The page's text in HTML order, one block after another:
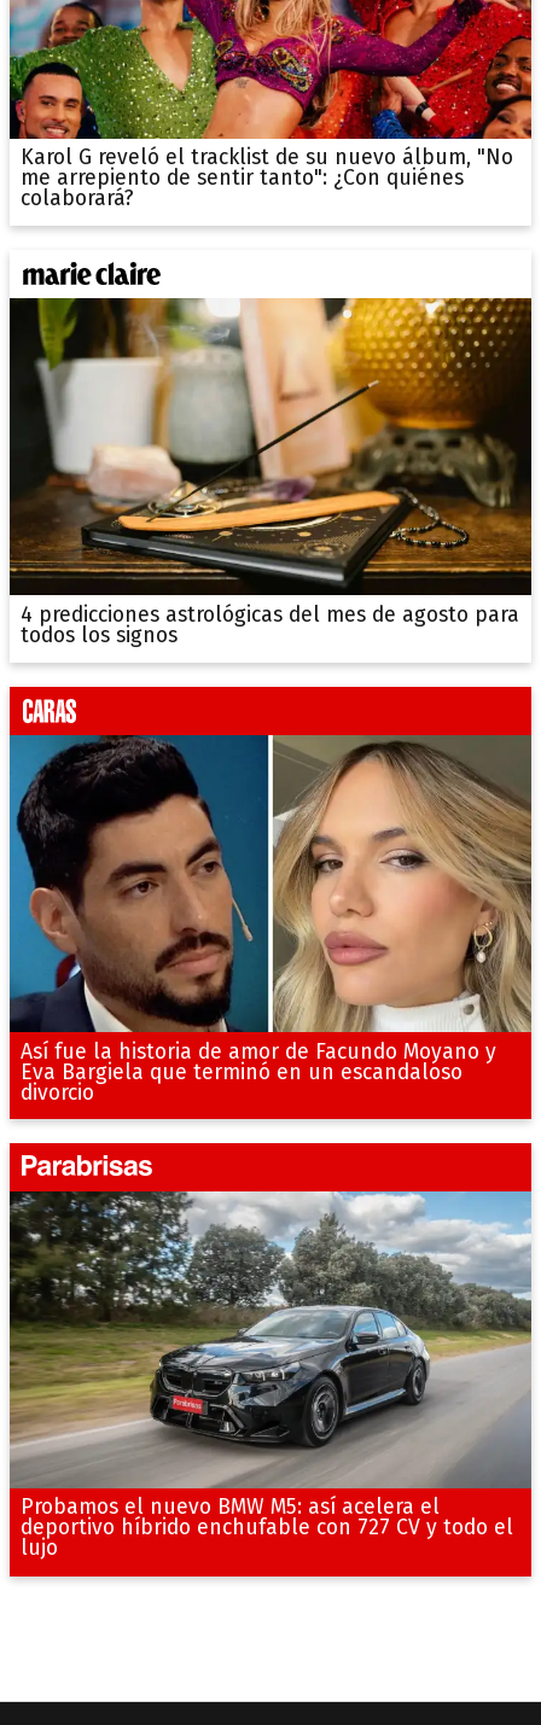
Karol G reveló el tracklist de su nuevo álbum, "No
me arrepiento de sentir tanto": ¿Con quiénes
colaborará?
4 predicciones astrológicas del mes de agosto para
todos los signos
Así fue la historia de amor de Facundo Moyano y
Eva Bargiela que terminó en un escandaloso
divorcio
Probamos el nuevo BMW M5: así acelera el
deportivo híbrido enchufable con 727 CV y todo el
lujo